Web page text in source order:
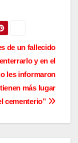
de un fallecido
y en el
les informaron
más lugar
cementerio”